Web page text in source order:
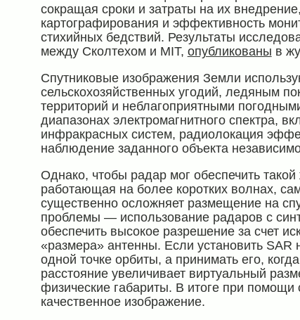
сокращая сроки и затраты на их
картографирования и эффективность
стихийных бедствий. Результаты
между Сколтехом и MIT, опубликованы в
Спутниковые изображения Земли
сельскохозяйственных угодий, ледяным
территорий и неблагоприятными
диапазонах электромагнитного спектра,
инфракрасных систем, радиолокация
наблюдение заданного объекта
Однако, чтобы радар мог обеспечить
работающая на более коротких волнах,
существенно осложняет размещение на
проблемы — использование радаров с
обеспечить высокое разрешение за счет
«размера» антенны. Если установить SAR
одной точке орбиты, а принимать его,
расстояние увеличивает виртуальный
физические габариты. В итоге при
качественное изображение.